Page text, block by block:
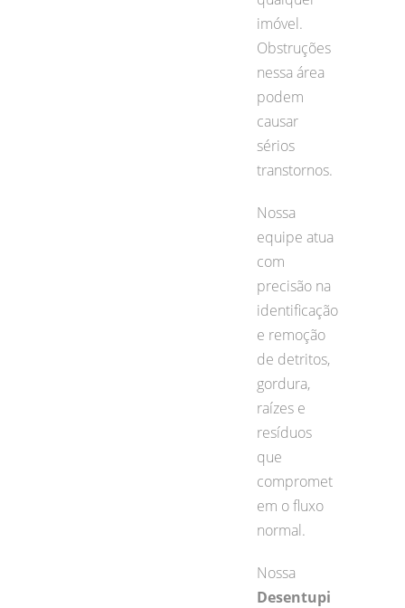
imóvel.
Obstruções
nessa área
podem
causar
sérios
transtornos.
Nossa
equipe atua
com
precisão na
identificação
e remoção
de detritos,
gordura,
raízes e
resíduos
que
compromet
em o fluxo
normal.
Nossa
Desentupi